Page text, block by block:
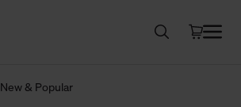
New & Popular